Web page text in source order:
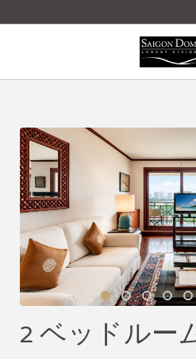
2 ベッドルーム スイート of Saigon
2 ベッドルー